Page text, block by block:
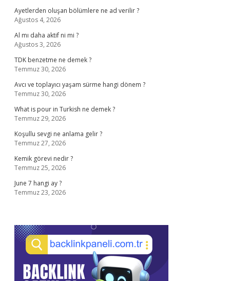
Ayetlerden oluşan bölümlere ne ad verilir ?
Ağustos 4, 2026
Al mı daha aktif ni mi ?
Ağustos 3, 2026
TDK benzetme ne demek ?
Temmuz 30, 2026
Avcı ve toplayıcı yaşam sürme hangi dönem ?
Temmuz 30, 2026
What is pour in Turkish ne demek ?
Temmuz 29, 2026
Koşullu sevgi ne anlama gelir ?
Temmuz 27, 2026
Kemik görevi nedir ?
Temmuz 25, 2026
June 7 hangi ay ?
Temmuz 23, 2026